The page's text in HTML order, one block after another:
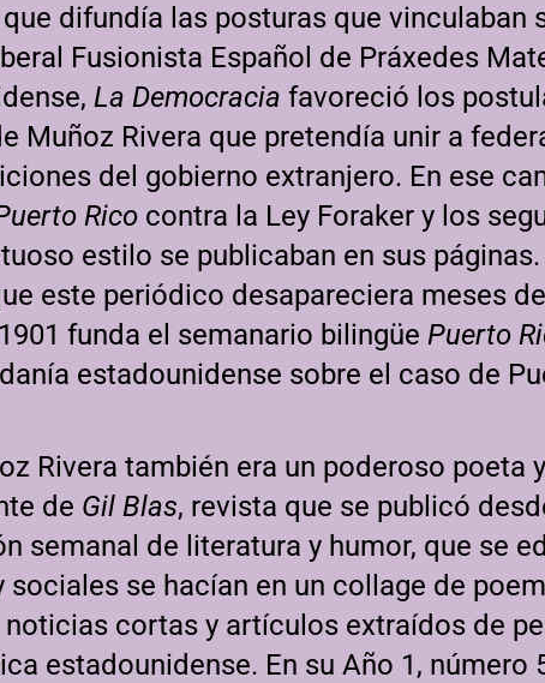
difundía las posturas que vinculaban
Fusionista Español de Práxedes
La Democracia favoreció los
Muñoz Rivera que pretendía unir a
del gobierno extranjero. En ese
Rico contra la Ley Foraker y los
estilo se publicaban en sus
este periódico desapareciera meses
funda el semanario bilingüe Puerto
estadounidense sobre el caso de
Rivera también era un poderoso
de Gil Blas, revista que se publicó
semanal de literatura y humor, que se
sociales se hacían en un collage de
noticias cortas y artículos extraídos de
estadounidense. En su Año 1,